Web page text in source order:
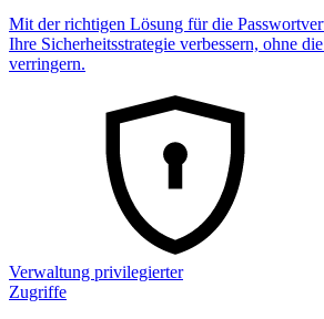
Mit der richtigen Lösung für die
Ihre Sicherheitsstrategie verbessern, ohne
verringern.
Verwaltung privilegierter
Zugriffe